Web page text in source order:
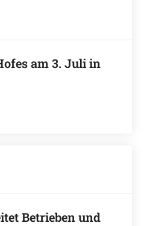
am 3. Juli in
Betrieben und